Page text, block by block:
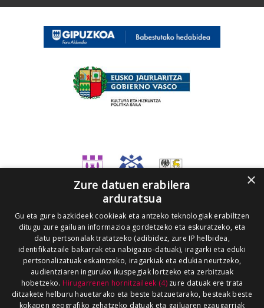
×
Zure datuen erabilera
arduratsua
Gu eta gure bazkideek cookieak eta antzeko teknologiak erabiltzen
ditugu zure gailuan informazioa gordetzeko eta eskuratzeko, eta
datu pertsonalak tratatzeko (adibidez, zure IP helbidea,
identifikatzaile bakarrak eta nabigazio-datuak), iragarki eta eduki
pertsonalizatuak eskaintzeko, iragarkiak eta edukia neurtzeko,
audientziaren inguruko ikuspegiak lortzeko eta zerbitzuak
hobetzeko. Hirugarrenen hornitzaileek (4)zure datuak ere trata
ditzakete helburu hauetarako eta beste batzuetarako, besteak beste
kokapen geografiko zehatzeko datuak eta gailuaren ezaugarriak